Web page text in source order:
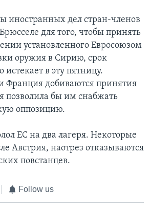
иностранных дел стран-членов
для того, чтобы принять
установленного Евросоюзом
оружия в Сирию, срок
истекает в эту пятницу.
Франция добиваются принятия
позволила бы им снабжать
оппозицию.
ЕС на два лагеря. Некоторые
Австрия, наотрез отказываются
повстанцев.
Follow us